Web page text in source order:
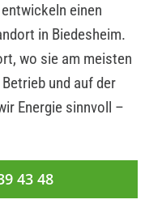
einen
in Biedesheim.
wo sie am meisten
und auf der
Energie sinnvoll –
43 48